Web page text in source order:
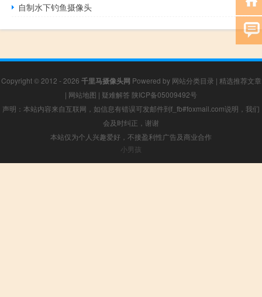
自制水下钓鱼摄像头
Copyright © 2012 - 2026 千里马摄像头网 Powered by 网站分类目录 | 精选推荐文章
| 网站地图 | 疑难解答 陕ICP备05009492号
声明：本站内容来自互联网，如信息有错误可发邮件到f_fb#foxmail.com说明，我们
会及时纠正，谢谢
本站仅为个人兴趣爱好，不接盈利性广告及商业合作
小男孩